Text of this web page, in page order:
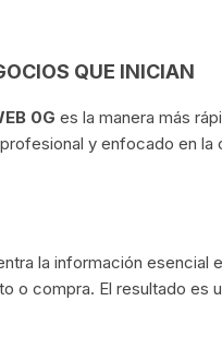
QUE INICIAN
0G es la manera más
y enfocado en la
la información esencial
o compra. El resultado es